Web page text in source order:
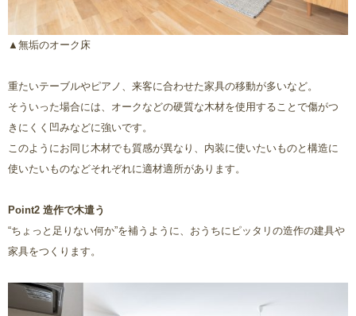
▲無垢のオーク床
重たいテーブルやピアノ、来客に合わせた家具の移動が多いなど。
そういった場合には、オークなどの硬質な木材を使用することで傷がつ
きにくく凹みなどに強いです。
このようにお同じ木材でも質感が異なり、内装に使いたいものと構造に
使いたいものなどそれぞれに適材適所があります。
Point2 造作で木遣う
“ちょっと足りない何か”を補うように、おうちにピッタリの造作の建具や
家具をつくります。